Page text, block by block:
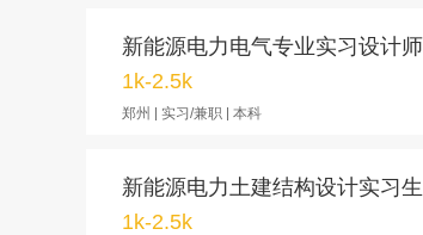
新能源电力电气专业实习设计师
1k-2.5k
郑州 | 实习/兼职 | 本科
新能源电力土建结构设计实习生
1k-2.5k